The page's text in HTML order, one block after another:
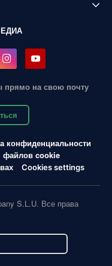
прямо на свою почту
конфиденциальности
файлов cookie
Cookies settings
S.L.U. Все права